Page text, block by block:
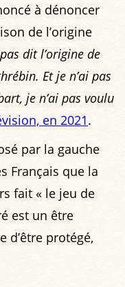
à dénoncer
de l’origine
pas dit l’origine de
Et je n’ai pas
je n’ai pas voulu
en 2021.
par la gauche
Français que la
fait « le jeu de
est un être
d’être protégé,